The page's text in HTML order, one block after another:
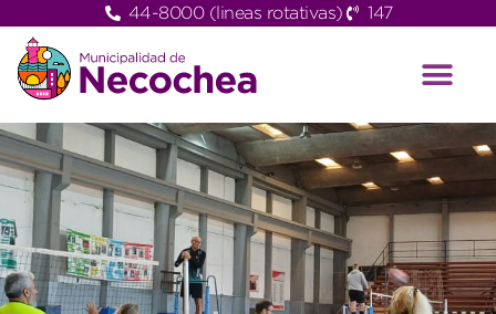
44-8000 (lineas rotativas) 147